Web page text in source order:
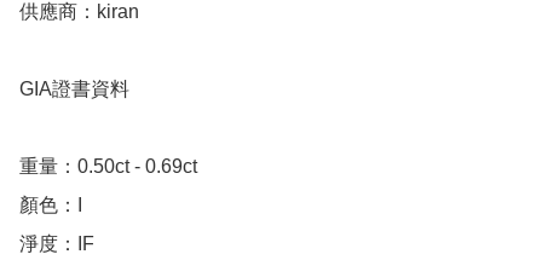
供應商：kiran
GIA證書資料
重量：0.50ct - 0.69ct
顏色：I
淨度：IF